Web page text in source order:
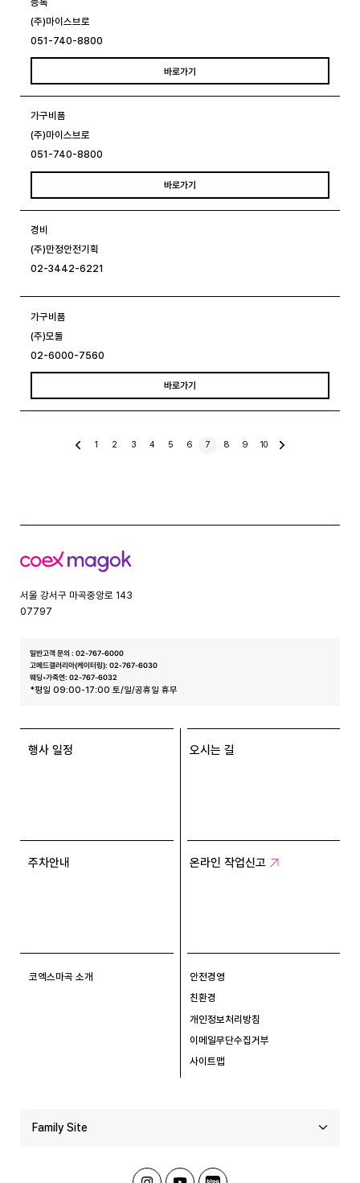
(주)마이스브로
051-740-8800
바로가기
가구비품
(주)마이스브로
051-740-8800
바로가기
경비
(주)만정안전기획
02-3442-6221
가구비품
(주)모둘
02-6000-7560
바로가기
1 2 3 4 5 6 7 8 9 10
코
스
서울 강서구 마곡중앙로 143
07797
일반고객 문의 : 02-767-6000
고메드갤러리아(케이터링): 02-767-6030
웨딩•가족연: 02-767-6032
*평일 09:00-17:00 토/일/공휴일 휴무
행사 일정 오시는 길
주차안내 온라인 작업신고
코엑스마곡 소개
안전경영
친환경
개인정보처리방침
이메일무단수집거부
사이트맵
Family Site